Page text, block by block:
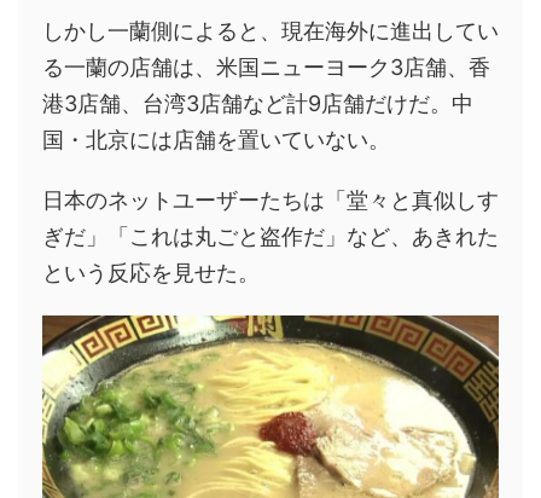
しかし一蘭側によると、現在海外に進出してい
る一蘭の店舗は、米国ニューヨーク3店舗、香
港3店舗、台湾3店舗など計9店舗だけだ。中
国・北京には店舗を置いていない。
日本のネットユーザーたちは「堂々と真似しす
ぎだ」「これは丸ごと盗作だ」など、あきれた
という反応を見せた。